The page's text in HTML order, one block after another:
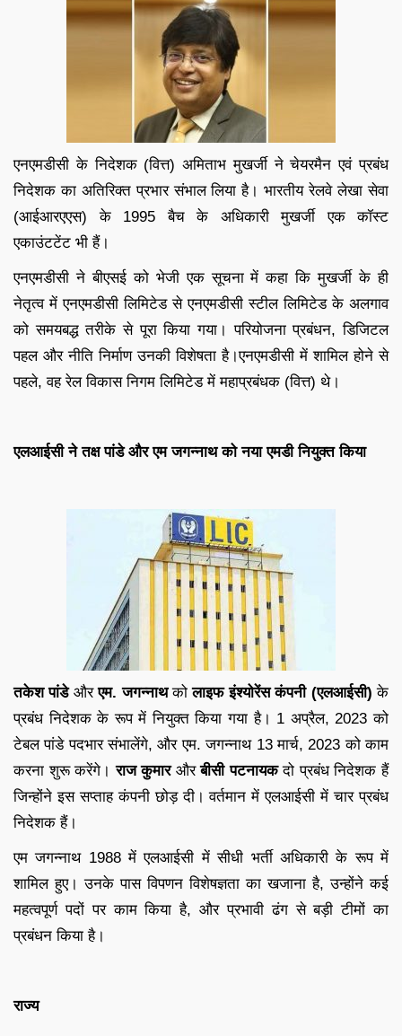
एनएमडीसी के निदेशक (वित्त) अमिताभ मुखर्जी ने चेयरमैन एवं प्रबंध
निदेशक का अतिरिक्त प्रभार संभाल लिया है। भारतीय रेलवे लेखा सेवा
(आईआरएएस) के 1995 बैच के अधिकारी मुखर्जी एक कॉस्ट
एकाउंटटेंट भी हैं।
एनएमडीसी ने बीएसई को भेजी एक सूचना में कहा कि मुखर्जी के ही
नेतृत्व में एनएमडीसी लिमिटेड से एनएमडीसी स्टील लिमिटेड के अलगाव
को समयबद्ध तरीके से पूरा किया गया। परियोजना प्रबंधन, डिजिटल
पहल और नीति निर्माण उनकी विशेषता है।एनएमडीसी में शामिल होने से
पहले, वह रेल विकास निगम लिमिटेड में महाप्रबंधक (वित्त) थे।
एलआईसी ने तक्ष पांडे और एम जगन्नाथ को नया एमडी नियुक्त किया
तकेश पांडेऔरएम. जगन्नाथकोलाइफ इंश्योरेंस कंपनी (एलआईसी) के
प्रबंध निदेशक के रूप में नियुक्त किया गया है। 1 अप्रैल, 2023 को
टेबल पांडे पदभार संभालेंगे, और एम. जगन्नाथ 13 मार्च, 2023 को काम
करना शुरू करेंगे।राज कुमार औरबीसी पटनायकदो प्रबंध निदेशक हैं
जिन्होंने इस सप्ताह कंपनी छोड़ दी। वर्तमान में एलआईसी में चार प्रबंध
निदेशक हैं।
एम जगन्नाथ 1988 में एलआईसी में सीधी भर्ती अधिकारी के रूप में
शामिल हुए। उनके पास विपणन विशेषज्ञता का खजाना है, उन्होंने कई
महत्वपूर्ण पदों पर काम किया है, और प्रभावी ढंग से बड़ी टीमों का
प्रबंधन किया है।
राज्य